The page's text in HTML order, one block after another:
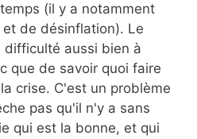
(il y a notamment
de désinflation). Le
aussi bien à
que de savoir quoi faire
crise. C'est un problème
pas qu'il n'y a sans
qui est la bonne, et qui